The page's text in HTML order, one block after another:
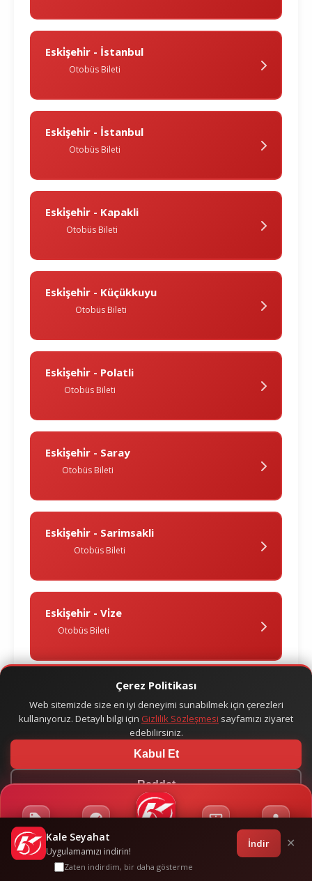
Eski̇şehi̇r - İstanbul
Otobüs Bileti
Eski̇şehi̇r - İstanbul
Otobüs Bileti
Eski̇şehi̇r - Kapakli
Otobüs Bileti
Eski̇şehi̇r - Küçükkuyu
Otobüs Bileti
Eski̇şehi̇r - Polatli
Otobüs Bileti
Eski̇şehi̇r - Saray
Otobüs Bileti
Eski̇şehi̇r - Sarimsakli
Otobüs Bileti
Eski̇şehi̇r - Vi̇ze
Otobüs Bileti
Kampanyalar Sponsorluklar Giriş
Çerez Politikası
Web sitemizde size en iyi deneyimi sunabilmek için çerezleri
kullanıyoruz. Detaylı bilgi için Gizlilik Sözleşmesi sayfamızı ziyaret
edebilirsiniz.
Kabul Et
Reddet
Kale Seyahat
Uygulamamızı indirin!
İndir ✕
Zaten indirdim, bir daha gösterme